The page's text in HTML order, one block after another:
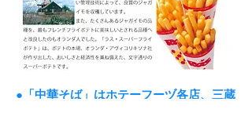
●「中華そば」はホテーフーヅ各店、三蔵